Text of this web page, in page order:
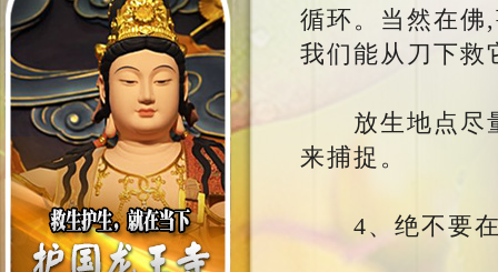
循环。当然在佛
我们能从刀下救
放生地点尽量
来捕捉。
4、绝不要在